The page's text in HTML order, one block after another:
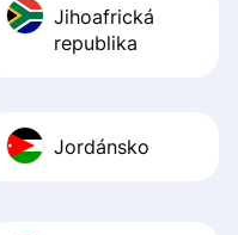
Jihoafrická
republika
Jordánsko